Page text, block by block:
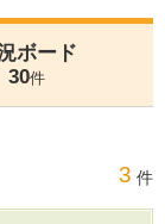
ボード
30件
3 件